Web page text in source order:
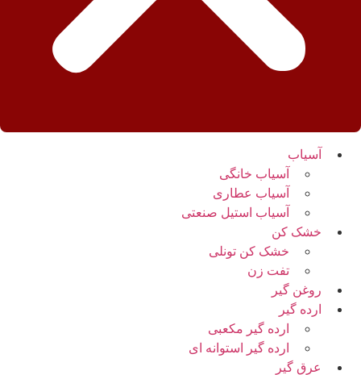
آسیاب
آسیاب خانگی
آسیاب عطاری
آسیاب استیل صنعتی
خشک کن
خشک کن تونلی
تفت زن
روغن گیر
ارده گیر
ارده گیر مکعبی
ارده گیر استوانه ای
عرق گیر